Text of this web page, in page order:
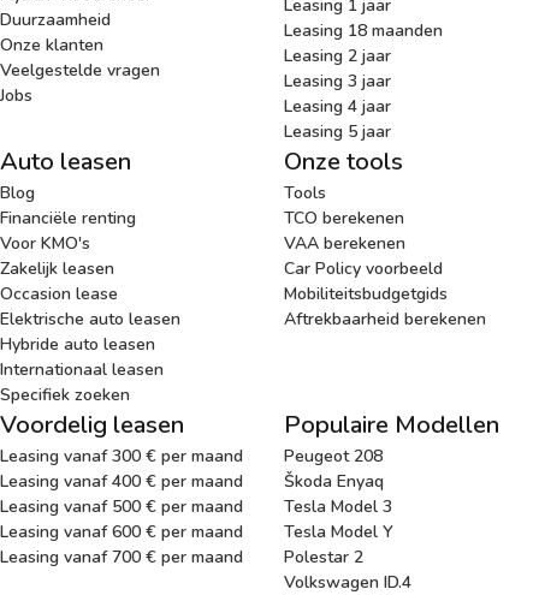
Duurzaamheid
Onze klanten
Veelgestelde vragen
Jobs
Leasing 1 jaar
Leasing 18 maanden
Leasing 2 jaar
Leasing 3 jaar
Leasing 4 jaar
Leasing 5 jaar
Auto leasen
Blog
Financiële renting
Voor KMO's
Zakelijk leasen
Occasion lease
Elektrische auto leasen
Hybride auto leasen
Internationaal leasen
Specifiek zoeken
Onze tools
Tools
TCO berekenen
VAA berekenen
Car Policy voorbeeld
Mobiliteitsbudgetgids
Aftrekbaarheid berekenen
Voordelig leasen
Leasing vanaf 300 € per maand
Leasing vanaf 400 € per maand
Leasing vanaf 500 € per maand
Leasing vanaf 600 € per maand
Leasing vanaf 700 € per maand
Populaire Modellen
Peugeot 208
Škoda Enyaq
Tesla Model 3
Tesla Model Y
Polestar 2
Volkswagen ID.4